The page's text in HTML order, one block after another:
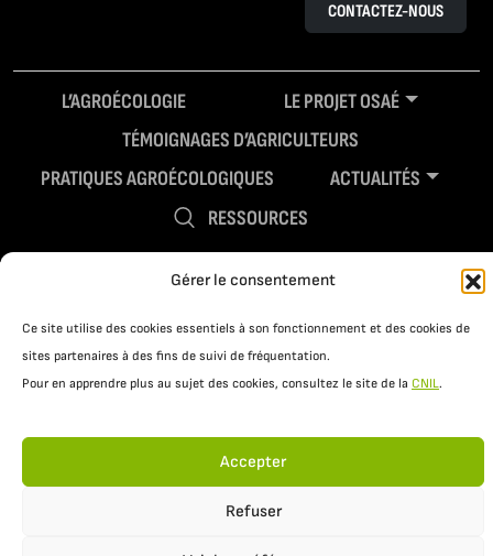
Gérer le consentement
Ce site utilise des cookies essentiels à son fonctionnement et des cookies de
sites partenaires à des fins de suivi de fréquentation.
Pour en apprendre plus au sujet des cookies, consultez le site de la CNIL.
Accepter
Refuser
CONTACTEZ-NOUS
L’AGROÉCOLOGIE
LE PROJET OSAÉ
TÉMOIGNAGES D’AGRICULTEURS
PRATIQUES AGROÉCOLOGIQUES
ACTUALITÉS
RESSOURCES
Politique de confidentialité